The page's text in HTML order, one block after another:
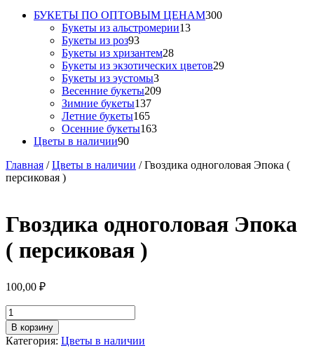
БУКЕТЫ ПО ОПТОВЫМ ЦЕНАМ300300
Букеты из альстромерии1313
Букеты из роз9393
товара
Букеты из хризантем2828
товаров
Букеты из экзотических цветов2929
Букеты из эустомы33
товара
Весенние букеты209209
Зимние букеты137137
Летние букеты165165
товаров
Осенние букеты163163
Цветы в наличии9090
Главная /Цветы в наличии / Гвоздика одноголовая Эпока (
персиковая )
Гвоздика одноголовая Эпока
( персиковая )
100,00 ₽
Количество
товара
Гвоздика
одноголовая
В корзину
Категория: Цветы в наличии